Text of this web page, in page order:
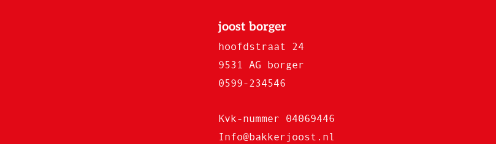
joost borger
hoofdstraat 24
9531 AG borger
0599-234546
Kvk-nummer 04069446
Info@bakkerjoost.nl